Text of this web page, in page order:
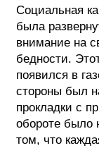
Социальная
была
внимание на
бедности.
появился в
стороны был
прокладки с
обороте было
том, что